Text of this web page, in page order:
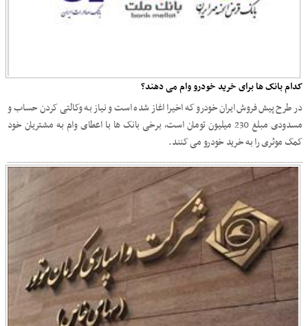
کدام بانک ها برای خرید خودرو وام می دهند؟
در طرح پیش فروش ایران خودرو که اخیرا اغاز شده است و نیاز به وکالتی کردن حساب و
مسدودی مبلغ 230 میلیون تومان است، برخی بانک ها با اعطای وام به مشتریان خود
کمک موثری را به خرید خودرو می کنند.